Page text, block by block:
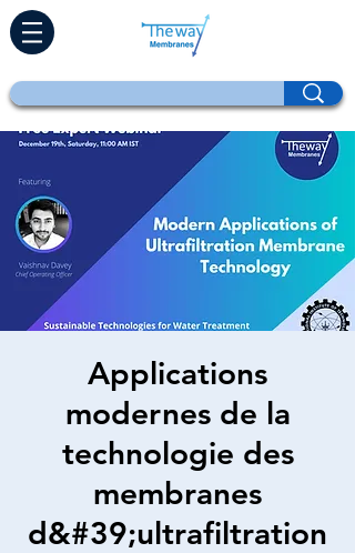
Applications
modernes de la
technologie des
membranes
d&#39;ultrafiltration